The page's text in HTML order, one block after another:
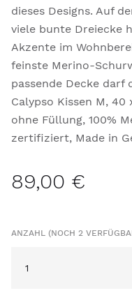
dieses Designs. Auf
viele bunte Dreiecke
Akzente im
feinste Merino-
passende Decke
Calypso Kissen M,
ohne Füllung, 100%
zertifiziert, Made in
89,00 €
ANZAHL (NOCH 2